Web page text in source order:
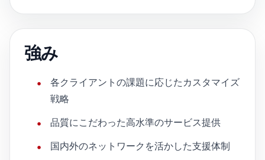
強み
各クライアントの課題に応じたカスタマイズ
戦略
品質にこだわった高水準のサービス提供
国内外のネットワークを活かした支援体制